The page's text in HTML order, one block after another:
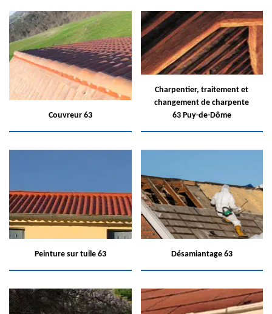
Couvreur 63
Charpentier, traitement et
changement de charpente
63 Puy-de-Dôme
Peinture sur tuile 63 Désamiantage 63